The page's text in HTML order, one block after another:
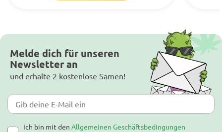
Melde dich für unseren
Newsletter an
und erhalte 2 kostenlose Samen!
Ich bin mit den Allgemeinen Geschäftsbedingungen